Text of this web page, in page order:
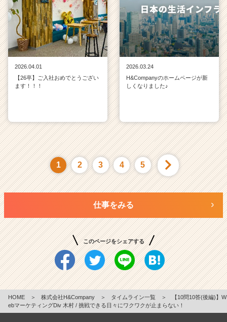
2026.04.01
【26卒】ご入社おめでとうござい
ます！！！
2026.03.24
H&Companyのホームページが新
しくなりました♪
1 2 3 4 5
仕事をみる
このページをシェアする
HOME ＞ 株式会社H&Company ＞ タイムライン一覧 ＞
【10問10答(後編)】W
ebマーケティングDiv 木村 / 挑戦できる日々にワクワクが止まらない！